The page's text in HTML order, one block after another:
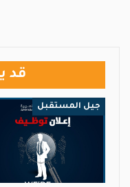
قد
جيل المستقبل